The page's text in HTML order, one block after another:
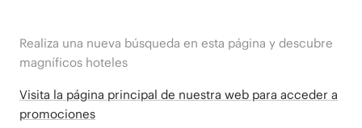
Realiza una nueva búsqueda en esta página y descubre
magníficos hoteles
Visita la página principal de nuestra web para acceder a
promociones